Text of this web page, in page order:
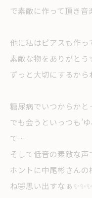
で素敵に作って頂き
他に私はピアスも作
素敵な物をありがとう
ずっと大切にするから
糖尿病でいつからかと
でも会うといっつも’
て…
そして低音の素敵な
ホントに中尾彬さん
ね🤣思い出すなぁ✨✨✨